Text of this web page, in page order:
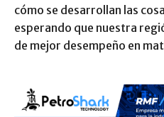
cómo se desarrollan las
esperando que nuestra
de mejor desempeño en